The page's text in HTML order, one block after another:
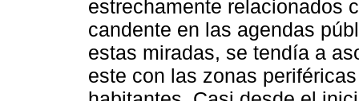
estrechamente relacionados
candente en las agendas
estas miradas, se tendía a
este con las zonas